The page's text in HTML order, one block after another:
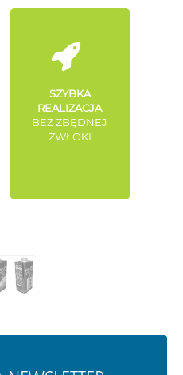
SZYBKA
REALIZACJA
BEZ ZBĘDNEJ
ZWŁOKI